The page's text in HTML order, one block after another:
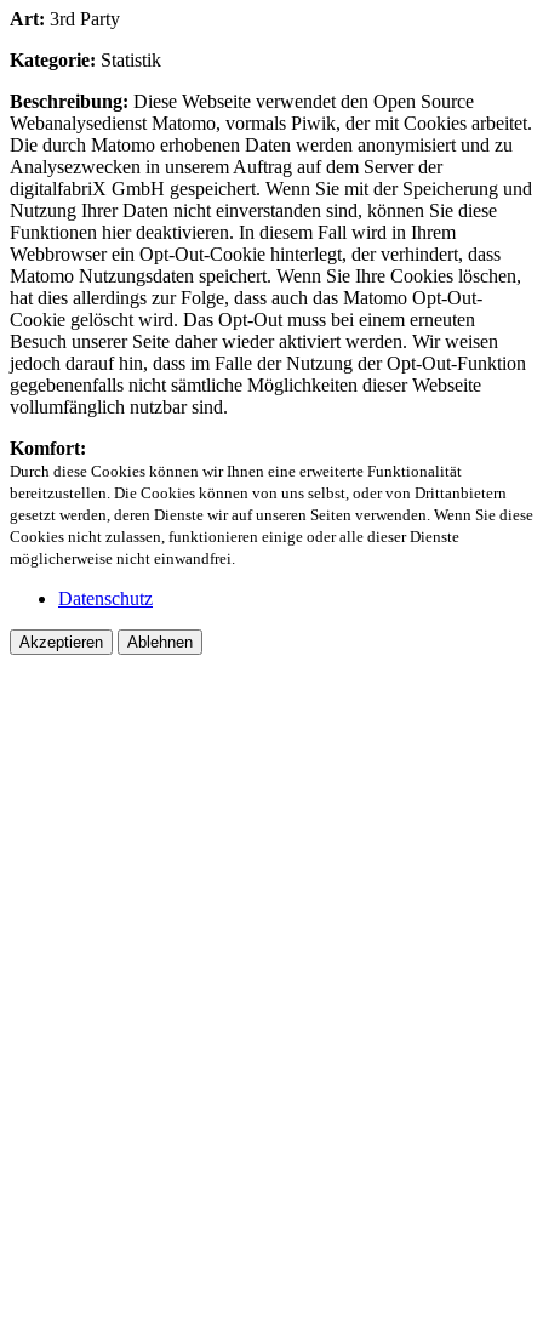
Art: 3rd Party
Kategorie: Statistik
Beschreibung: Diese Webseite verwendet den Open Source
Webanalysedienst Matomo, vormals Piwik, der mit Cookies arbeitet.
Die durch Matomo erhobenen Daten werden anonymisiert und zu
Analysezwecken in unserem Auftrag auf dem Server der
digitalfabriX GmbH gespeichert. Wenn Sie mit der Speicherung und
Nutzung Ihrer Daten nicht einverstanden sind, können Sie diese
Funktionen hier deaktivieren. In diesem Fall wird in Ihrem
Webbrowser ein Opt-Out-Cookie hinterlegt, der verhindert, dass
Matomo Nutzungsdaten speichert. Wenn Sie Ihre Cookies löschen,
hat dies allerdings zur Folge, dass auch das Matomo Opt-Out-
Cookie gelöscht wird. Das Opt-Out muss bei einem erneuten
Besuch unserer Seite daher wieder aktiviert werden. Wir weisen
jedoch darauf hin, dass im Falle der Nutzung der Opt-Out-Funktion
gegebenenfalls nicht sämtliche Möglichkeiten dieser Webseite
vollumfänglich nutzbar sind.
Komfort:
Durch diese Cookies können wir Ihnen eine erweiterte Funktionalität
bereitzustellen. Die Cookies können von uns selbst, oder von Drittanbietern
gesetzt werden, deren Dienste wir auf unseren Seiten verwenden. Wenn Sie diese
Cookies nicht zulassen, funktionieren einige oder alle dieser Dienste
möglicherweise nicht einwandfrei.
Datenschutz
Akzeptieren Ablehnen